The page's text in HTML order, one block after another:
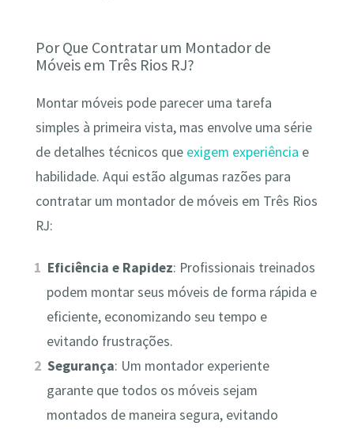
Por Que Contratar um Montador de
Móveis em Três Rios RJ?
Montar móveis pode parecer uma tarefa
simples à primeira vista, mas envolve uma série
de detalhes técnicos que exigem experiência e
habilidade. Aqui estão algumas razões para
contratar um montador de móveis em Três Rios
RJ:
Eficiência e Rapidez: Profissionais treinados
podem montar seus móveis de forma rápida e
eficiente, economizando seu tempo e
evitando frustrações.
Segurança: Um montador experiente
garante que todos os móveis sejam
montados de maneira segura, evitando